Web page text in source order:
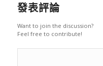
發表評論
Want to join the discussion?
Feel free to contribute!